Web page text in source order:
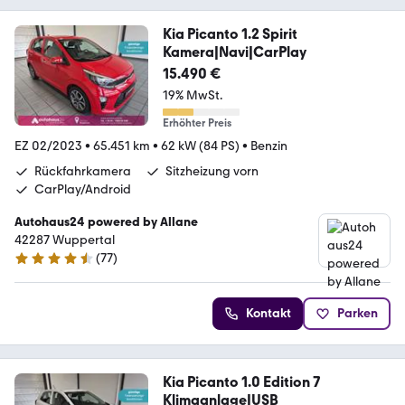
Kia Picanto 1.2 Spirit
Kamera|Navi|CarPlay
15.490 €
19% MwSt.
Erhöhter Preis
EZ 02/2023 • 65.451 km • 62 kW (84 PS) • Benzin
Rückfahrkamera
Sitzheizung vorn
CarPlay/Android
Autohaus24 powered by Allane
42287 Wuppertal
4.5 Sterne
(77)
Kontakt Parken
Kia Picanto 1.0 Edition 7
Klimaanlage|USB